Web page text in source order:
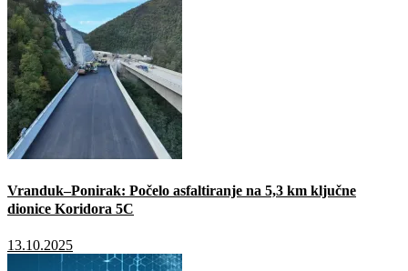
Vranduk–Ponirak: Počelo asfaltiranje na 5,3 km ključne
dionice Koridora 5C
13.10.2025